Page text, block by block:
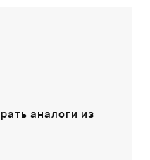
аналоги из